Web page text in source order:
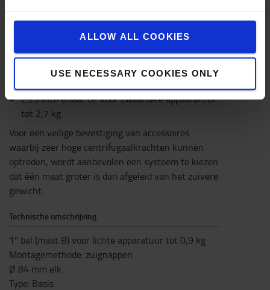
ALLOW ALL COOKIES
USE NECESSARY COOKIES ONLY
Deze verschillen voornamelijk door de grootte van
de verbindingskogels van 1 inch tot 2,25 inch:
1 inch (maat B): voor lichte apparatuur tot 0,9
2.25 inch (maat D): voor zwaardere appaaratuur
tot 2,7 kg
Voor een veilige bevestiging van accessoires
waarbij zeer hoge centrifugaalkrachten kunnen
optreden, wordt aanbevolen een systeem te kiezen
dat één maat groter is dan afgeleid van het zuivere
gewicht.
Technische omschrijving
1" bal (maat B) voor lichte apparatuur tot 0,9 kg
Montagemethode: zuignappen
Ø 84 mm elk
Type: Basis